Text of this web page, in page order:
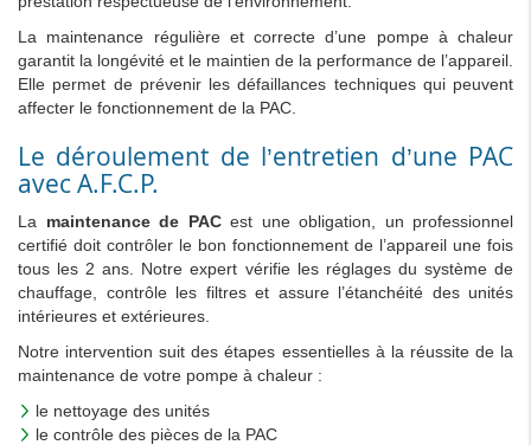
La maintenance régulière et correcte d’une pompe à chaleur
garantit la longévité et le maintien de la performance de l’appareil.
Elle permet de prévenir les défaillances techniques qui peuvent
affecter le fonctionnement de la PAC.
Le déroulement de l’entretien d’une PAC
avec A.F.C.P.
La maintenance de PACest une obligation, un professionnel
certifié doit contrôler le bon fonctionnement de l’appareil une fois
tous les 2 ans. Notre expert vérifie les réglages du système de
chauffage, contrôle les filtres et assure l’étanchéité des unités
intérieures et extérieures.
Notre intervention suit des étapes essentielles à la réussite de la
maintenance de votre pompe à chaleur :
le nettoyage des unités
le contrôle des pièces de la PAC